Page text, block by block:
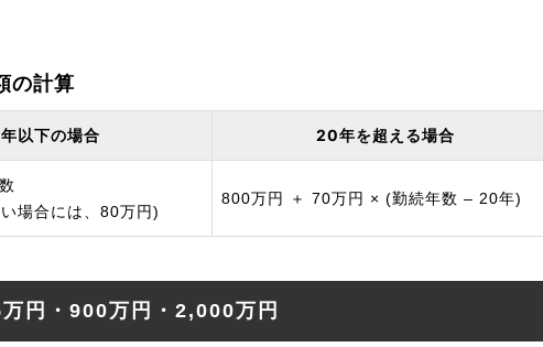
の計算
以下の場合 20年を超える場合
場合には、80万円)
800万円 ＋ 70万円 × (勤続年数 – 20年)
円・900万円・2,000万円